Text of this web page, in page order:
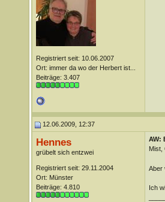
Registriert seit: 10.06.2007
Ort: immer da wo der Herbert ist...
Beiträge: 3.407
12.06.2009, 12:37
Hennes
grübelt sich entzwei
Registriert seit: 29.11.2004
Ort: Münster
Beiträge: 4.810
AW:
Mist,
Aber
Ich